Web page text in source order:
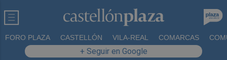
FORO PLAZA CASTELLÓN VILA-REAL COMARCAS
+ Seguir en Google